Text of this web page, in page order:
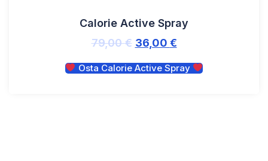
Calorie Active Spray
79,00€ 36,00 €
Osta Calorie Active Spray